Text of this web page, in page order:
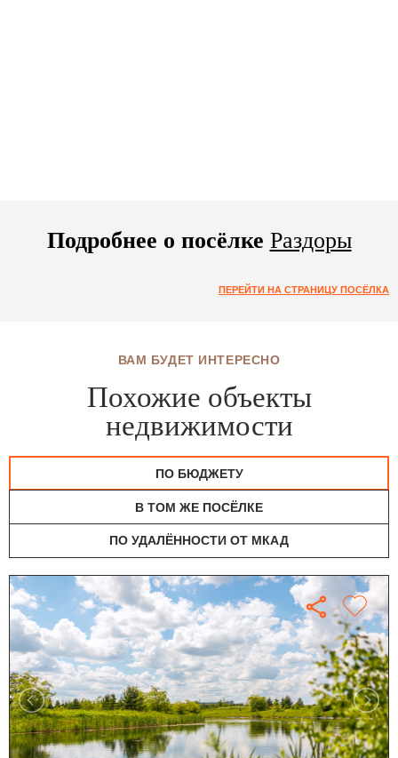
Подробнее о посёлке Раздоры
ПЕРЕЙТИ НА СТРАНИЦУ ПОСЁЛКА
ВАМ БУДЕТ ИНТЕРЕСНО
Похожие объекты
недвижимости
ПО БЮДЖЕТУ
В ТОМ ЖЕ ПОСЁЛКЕ
ПО УДАЛЁННОСТИ ОТ МКАД